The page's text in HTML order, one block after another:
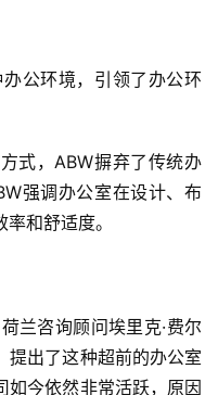
公环境，引领了办公环
式，ABW摒弃了传统办
强调办公室在设计、布
和舒适度。
兰咨询顾问埃里克·费尔
提出了这种超前的办公室
如今依然非常活跃，原因